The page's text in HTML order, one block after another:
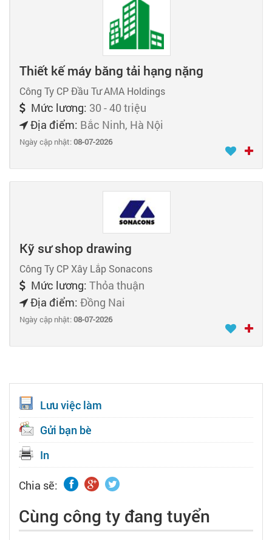
Thiết kế máy băng tải hạng nặng
Công Ty CP Đầu Tư AMA Holdings
Mức lương: 30 - 40 triệu
Địa điểm: Bắc Ninh, Hà Nội
Ngày cập nhật:08-07-2026
Kỹ sư shop drawing
Công Ty CP Xây Lắp Sonacons
Mức lương: Thỏa thuận
Địa điểm: Đồng Nai
Ngày cập nhật:08-07-2026
Lưu việc làm
Gửi bạn bè
In
Chia sẽ:
Cùng công ty đang tuyển